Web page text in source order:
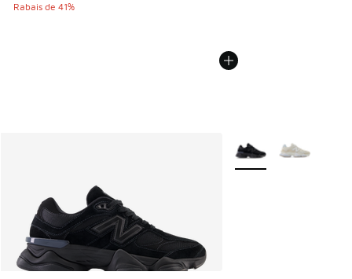
Rabais de 41%
Plus de couleurs